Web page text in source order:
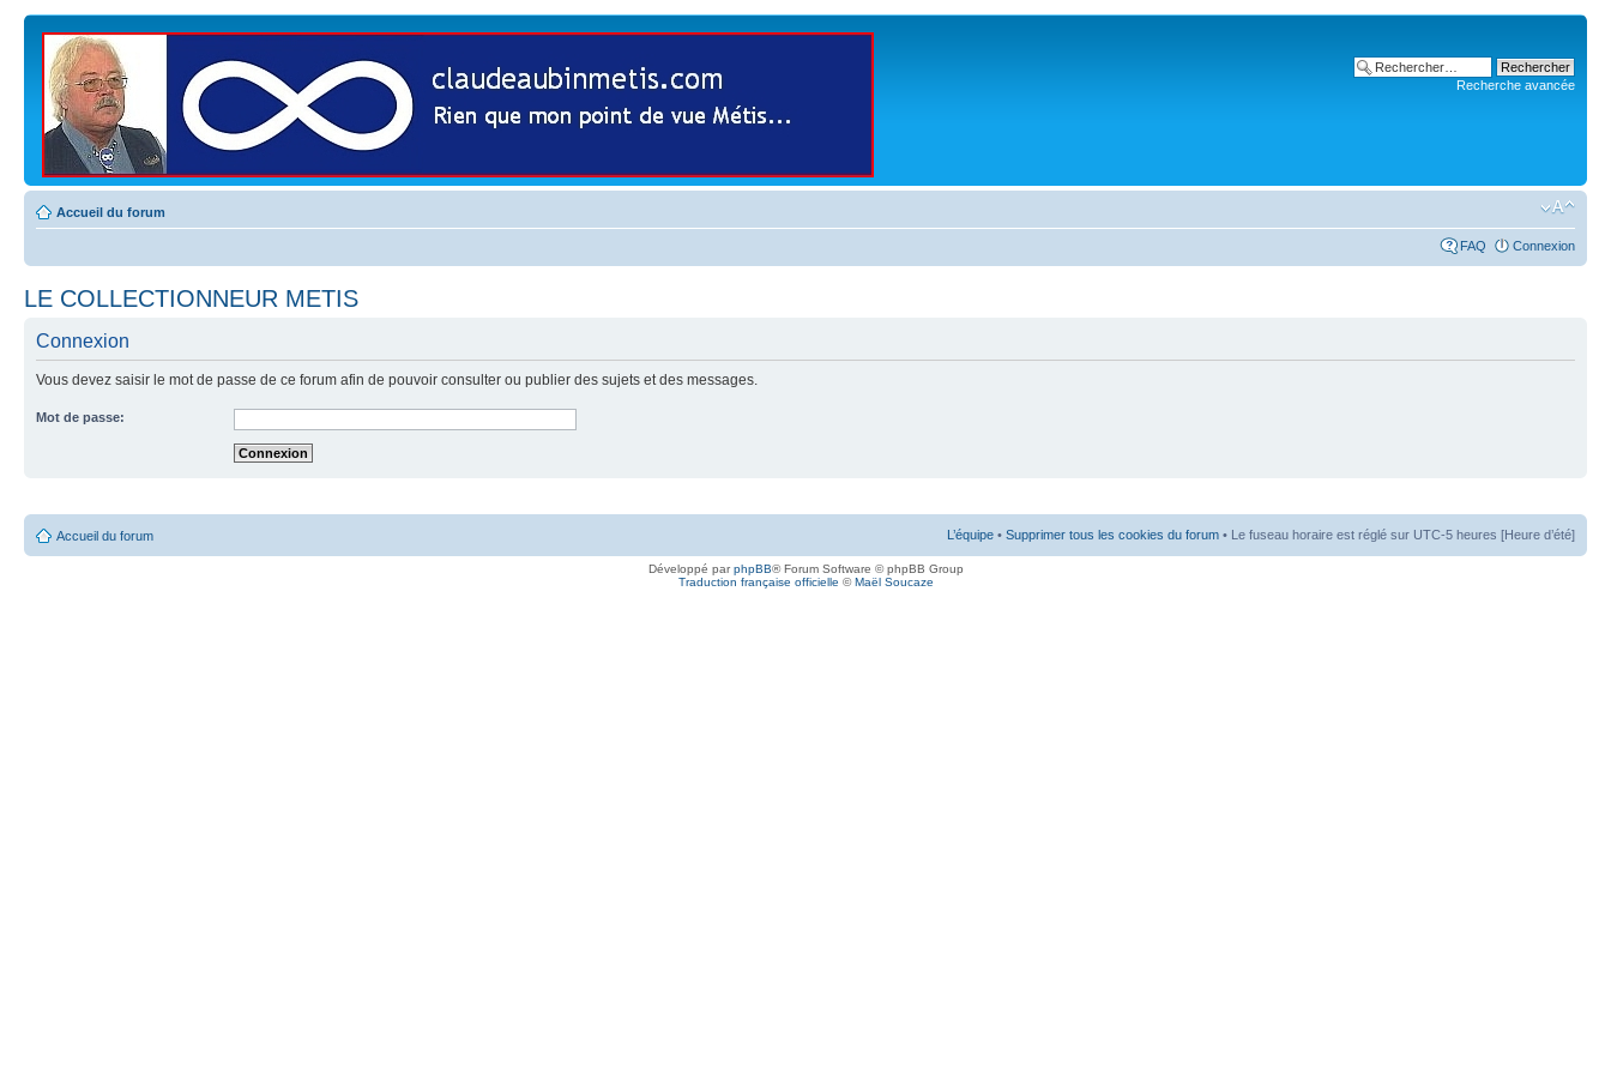
Recherche avancée
Accueil du forum
FAQ Connexion
LE COLLECTIONNEUR METIS
Connexion
Vous devez saisir le mot de passe de ce forum afin de pouvoir consulter ou publier des sujets et des messages.
Mot de passe:
Accueil du forum L’équipe • Supprimer tous les cookies du forum • Le fuseau horaire est réglé sur UTC-5 heures [Heure d’été]
Développé parphpBB® Forum Software © phpBB Group
Traduction française officielle ©Maël Soucaze